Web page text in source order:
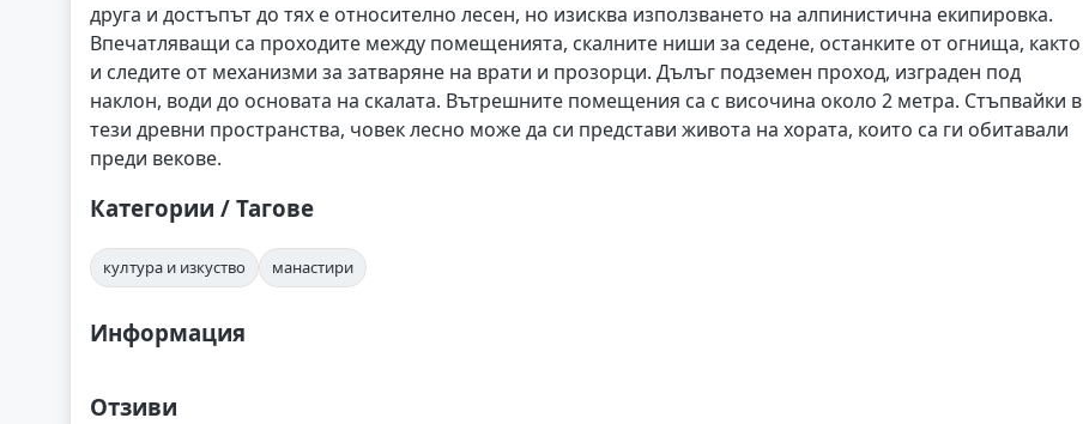
друга и достъпът до тях е относително лесен, но изисква използването на алпинистична екипировка.
Впечатляващи са проходите между помещенията, скалните ниши за седене, останките от огнища, както
и следите от механизми за затваряне на врати и прозорци. Дълъг подземен проход, изграден под
наклон, води до основата на скалата. Вътрешните помещения са с височина около 2 метра. Стъпвайки в
тези древни пространства, човек лесно може да си представи живота на хората, които са ги обитавали
преди векове.
Категории / Тагове
култура и изкуство манастири
Информация
Отзиви